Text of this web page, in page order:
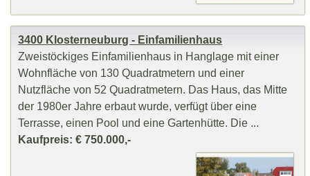
3400 Klosterneuburg - Einfamilienhaus
Zweistöckiges Einfamilienhaus in Hanglage mit einer
Wohnfläche von 130 Quadratmetern und einer
Nutzfläche von 52 Quadratmetern. Das Haus, das Mitte
der 1980er Jahre erbaut wurde, verfügt über eine
Terrasse, einen Pool und eine Gartenhütte. Die ...
Kaufpreis: € 750.000,-